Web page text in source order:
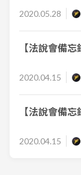
2020.05.28
【法說會備
2020.04.15
【法說會備
2020.04.15